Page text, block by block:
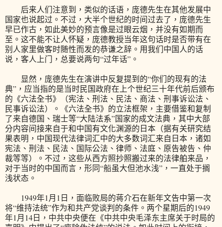
后来人们注意到，类似的话语，庞德先生在其他发展中
国家也说起过。不过，大半个世纪的时间过去了，庞德先生
早已作古，如此美妙的预言像是过眼云烟，并没有如期而
至。这不能不让人怀疑，庞德教授当年这句话时是否带有在
别人家里做客时随性而发的恭谦之辞。用我们中国人的话
说，客人上门，总要说两句“过年话”。
显然，庞德先生在演讲中反复提到的“你们的现有的法
典”，应当指的是当时民国政府在上个世纪三十年代前后颁布
的《六法全书》（宪法、刑法、民法、商法、刑事诉讼法、
民事诉讼法）。《六法全书》的立法框架，主要借鉴和复制
了来自德国、瑞士等“大陆法系”国家的成文法典，其中大部
分内容间接来自于和中国有文化渊源的日本（据有关研究结
果表明，中国现代法律词汇中的大多数词汇来自日本，诸如
宪法、刑法、民法、国际公法、律师、法庭、原告被告、仲
裁等等）。不过，这些从西方照抄照搬过来的法律舶来品，
对于当时的中国而言，形同“船虽大但池水浅”，一直处于搁
浅状态。
1949年1月1日，面临败局的蒋介石在新年文告中第一次
将“维持法统”作为和共产党谈判的条件。两个星期后的1949
年1月14日，中共中央便在《中共中央毛泽东主席关于时局的